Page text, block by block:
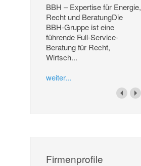
BBH – Expertise für Energie,
Recht und BeratungDie
BBH-Gruppe ist eine
führende Full-Service-
Beratung für Recht,
Wirtsch...
weiter...
Firmenprofile